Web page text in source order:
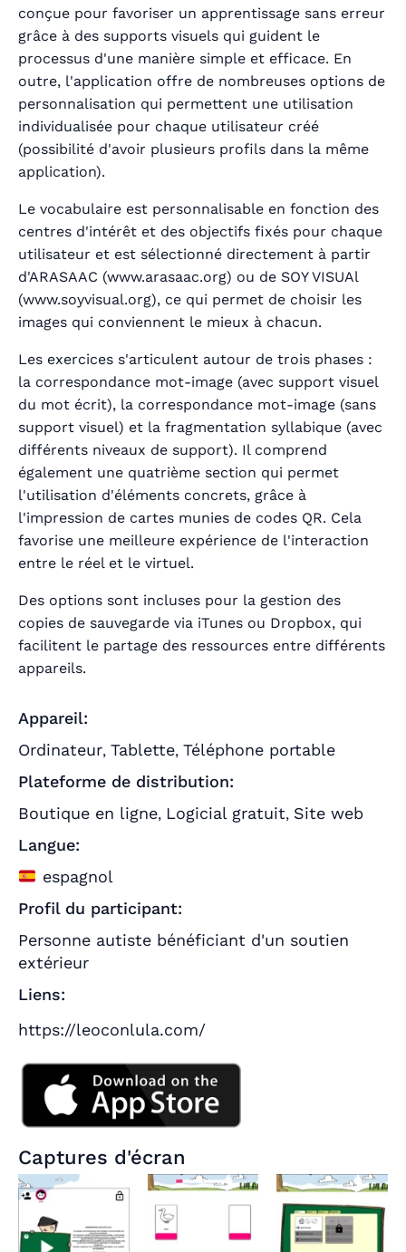
conçue pour favoriser un apprentissage sans erreur
grâce à des supports visuels qui guident le
processus d'une manière simple et efficace. En
outre, l'application offre de nombreuses options de
personnalisation qui permettent une utilisation
individualisée pour chaque utilisateur créé
(possibilité d'avoir plusieurs profils dans la même
application).
Le vocabulaire est personnalisable en fonction des
centres d'intérêt et des objectifs fixés pour chaque
utilisateur et est sélectionné directement à partir
d'ARASAAC (www.arasaac.org) ou de SOY VISUAl
(www.soyvisual.org), ce qui permet de choisir les
images qui conviennent le mieux à chacun.
Les exercices s'articulent autour de trois phases :
la correspondance mot-image (avec support visuel
du mot écrit), la correspondance mot-image (sans
support visuel) et la fragmentation syllabique (avec
différents niveaux de support). Il comprend
également une quatrième section qui permet
l'utilisation d'éléments concrets, grâce à
l'impression de cartes munies de codes QR. Cela
favorise une meilleure expérience de l'interaction
entre le réel et le virtuel.
Des options sont incluses pour la gestion des
copies de sauvegarde via iTunes ou Dropbox, qui
facilitent le partage des ressources entre différents
appareils.
Appareil:
Ordinateur, Tablette, Téléphone portable
Plateforme de distribution:
Boutique en ligne, Logicial gratuit, Site web
Langue:
espagnol
Profil du participant:
Personne autiste bénéficiant d'un soutien
extérieur
Liens:
https://leoconlula.com/
Captures d'écran